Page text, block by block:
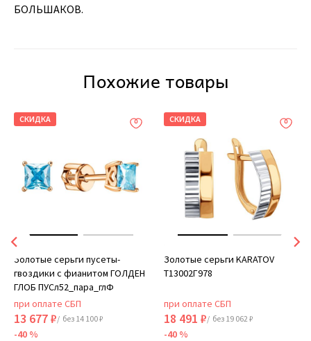
БОЛЬШАКОВ.
Похожие товары
СКИДКА
Золотые серьги пусеты-
гвоздики с фианитом ГОЛДЕН
ГЛОБ ПУСл52_пара_глФ
при оплате СБП
13 677 ₽/ без 14 100 ₽
-40 %
СКИДКА
Золотые серьги KARATOV
Т13002Г978
при оплате СБП
18 491 ₽/ без 19 062 ₽
-40 %